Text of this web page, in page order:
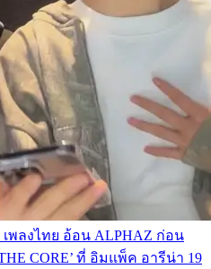
เพลงไทย อ้อน ALPHAZ ก่อน
CORE’ ที่ อิมแพ็ค อารีน่า 19